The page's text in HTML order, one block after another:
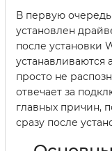
В первую
установлен
после установки
устанавливаются
просто не
отвечает за
главных причин,
сразу после